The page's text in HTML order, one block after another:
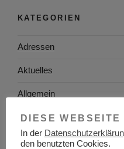
KATEGORIEN
Adressen
Aktuelles
Allgemein
Arbeitgeber
Arbeitsplatzsuche
DIESE
In der
den benutzten Cookies.